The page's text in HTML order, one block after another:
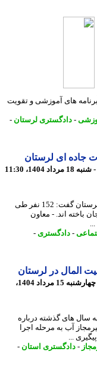
های آموزشی و تقویت
-دادگستری لرستان-
معاون اجتماعی و پیشگیری از وقوع جرم دادگستری لرستان گفت: 152 نفر طی
اند. - معاون
-دادگستری-
12 ماه پیش - چهارشنبه 15 مرداد 1404،
مربوط به سال های گذشته درباره
آب به مرحله اجرا
...
-دادگستری استان-